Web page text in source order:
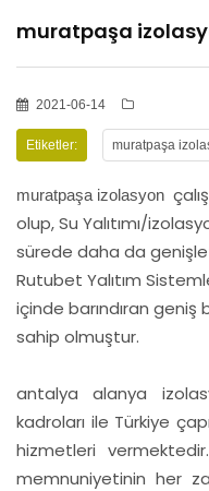
OSMANİYE
İZOLASYON
BLOG
muratpaşa
2021-06-14
Etiketler: muratpaşa
muratpaşa izolasyon
olup, Su Yalıtımı/
sürede daha da
Rutubet Yalıtım
içinde barındıran
sahip olmuştur.
antalya alanya
kadroları ile Türkiye
hizmetleri
memnuniyetinin her